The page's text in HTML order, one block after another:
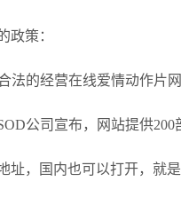
政策：
法的经营在线爱情动作片网
公司宣布，网站提供200
址，国内也可以打开，就是